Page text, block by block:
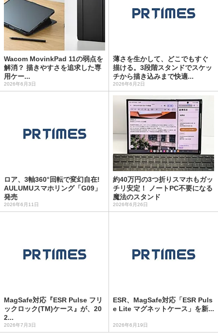
Wacom MovinkPad 11の弱点を
解消？ 描きやすさを追求した専
用ケー...
2026年6月3日
薄さを生かして、どこでもすぐ
描ける。3段階スタンドでスケッ
チから描き込みまで快適...
2026年6月2日
ロア、3軸360°回転で変幻自在!
AULUMUスマホリング「G09」
発売
2026年6月11日
約40万円の3つ折りスマホもガッ
チリ安定！ ノートPC不要になる
魔法のスタンド
2026年6月26日
MagSafe対応『ESR Pulse フリ
ックロック(TM)ケース』が、20
2...
2026年7月3日
ESR、MagSafe対応「ESR Puls
e Lite マグネットケース」を新...
2026年6月19日